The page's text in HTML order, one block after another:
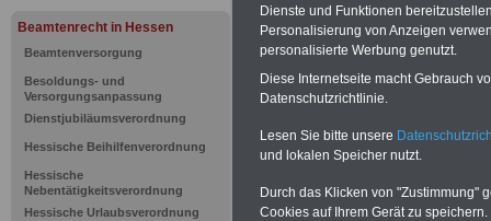
Beamtenrecht in Hessen
Beamtenversorgung
Besoldungs- und
Versorgungsanpassung
Dienstjubiläumsverordnung
Hessische Beihilfenverordnung
Hessische
Nebentätigkeitsverordnung
Hessische Urlaubsverordnung
Hessisches
Dienste und Funktionen
Personalisierung von Anzeigen
personalisierte Werbung genutzt.
Diese Internetseite macht Gebrauch
Datenschutzrichtlinie.
Lesen Sie bitte unsere
und lokalen Speicher nutzt.
Durch das Klicken von "Zustimmung"
Cookies auf Ihrem Gerät zu speichern.